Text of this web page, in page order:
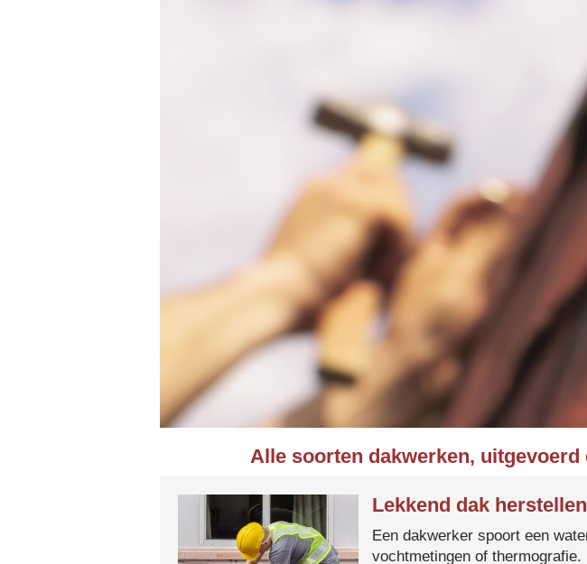
Alle soorten dakwerken,
Lekkend dak
Een dakwerker spoort een
vochtmetingen of